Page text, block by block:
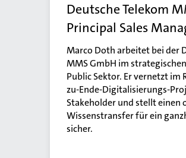
Deutsche Telekom
Principal Sales
Marco Doth arbeitet bei der
MMS GmbH im
Public Sektor. Er vernetzt im
zu-Ende-Digitalisierungs-
Stakeholder und stellt einen
Wissenstransfer für ein
sicher.